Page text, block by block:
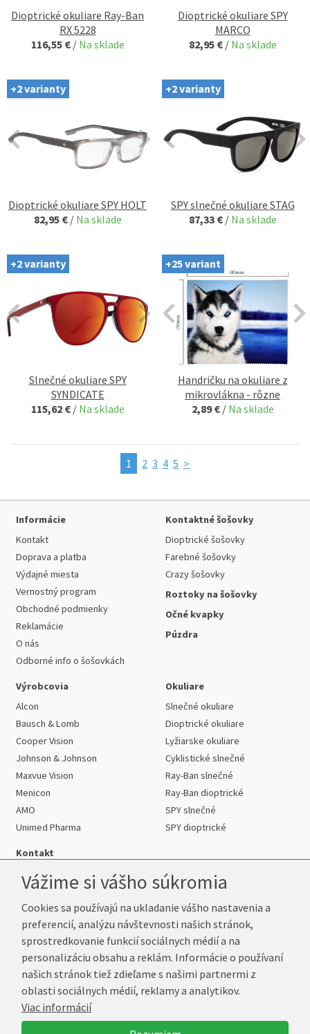
Dioptrické okuliare Ray-Ban
RX 5228
116,55 € / Na sklade
Dioptrické okuliare SPY
MARCO
82,95 € / Na sklade
+2 varianty
Dioptrické okuliare SPY HOLT
82,95 € / Na sklade
+2 varianty
SPY slnečné okuliare STAG
87,33 € / Na sklade
+2 varianty
Slnečné okuliare SPY
SYNDICATE
115,62 € / Na sklade
+25 variant
Handričku na okuliare z
mikrovlákna - rôzne
2,89 € / Na sklade
1 2 3 4 5 >
Informácie
Kontakt
Doprava a platba
Výdajné miesta
Vernostný program
Obchodné podmienky
Reklamácie
O nás
Odborné info o šošovkách
Kontaktné šošovky
Dioptrické šošovky
Farebné šošovky
Crazy šošovky
Roztoky na šošovky
Očné kvapky
Púzdra
Výrobcovia
Alcon
Bausch & Lomb
Cooper Vision
Johnson & Johnson
Maxvue Vision
Menicon
AMO
Unimed Pharma
Okuliare
Slnečné okuliare
Dioptrické okuliare
Lyžiarske okuliare
Cyklistické slnečné
Ray-Ban slnečné
Ray-Ban dioptrické
SPY slnečné
SPY dioptrické
Kontakt
Telefón:+421 222 205 863
E-mail:info@kup-sosovky.sk
Reklamačná adresa
Andrea Votavová
Revoluční 1017
290 01 Poděbrady
Česká republika
Vážime si vášho súkromia
Cookies sa používajú na ukladanie vášho nastavenia a
preferencií, analýzu návštevnosti našich stránok,
sprostredkovanie funkcií sociálnych médií a na
personalizáciu obsahu a reklám. Informácie o používaní
našich stránok tiež zdieľame s našimi partnermi z
oblasti sociálnych médií, reklamy a analytikov.
Viac informácií